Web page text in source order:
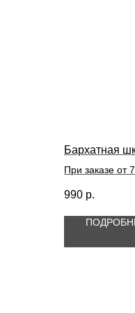
Бархатная
При заказе от
990 р.